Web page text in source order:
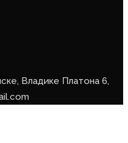
Владике Платона 6,